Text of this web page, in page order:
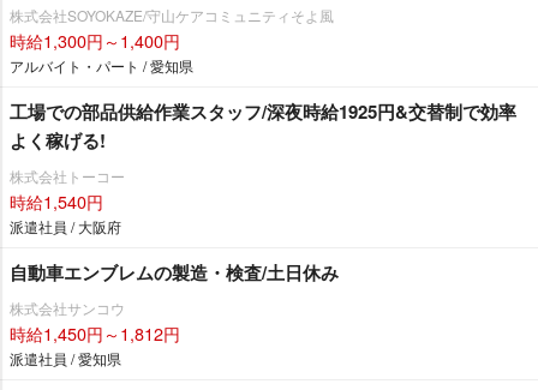
株式会社SOYOKAZE/守山ケアコミュニティそよ風
時給1,300円～1,400円
アルバイト・パート / 愛知県
工場での部品供給作業スタッフ/深夜時給1925円&交替制で効率
よく稼げる!
株式会社トーコー
時給1,540円
派遣社員 / 大阪府
自動車エンブレムの製造・検査/土日休み
株式会社サンコウ
時給1,450円～1,812円
派遣社員 / 愛知県